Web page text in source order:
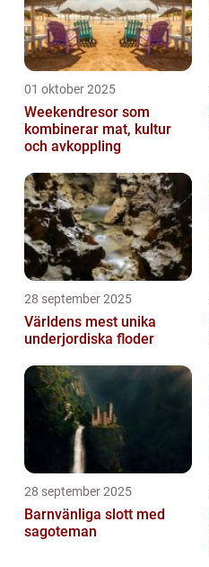
01 oktober 2025
Weekendresor som
kombinerar mat, kultur
och avkoppling
28 september 2025
Världens mest unika
underjordiska floder
28 september 2025
Barnvänliga slott med
sagoteman